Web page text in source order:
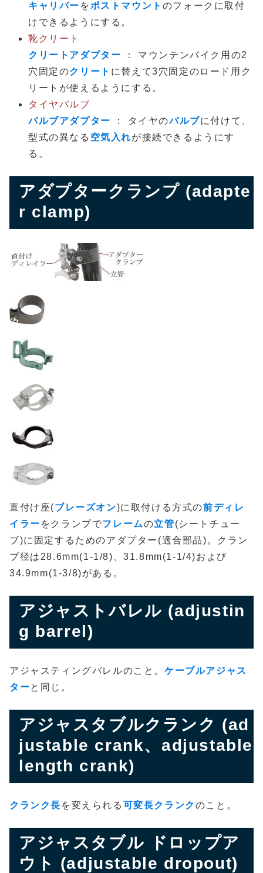
キャリパー をポストマウント のフォークに取付
けできるようにする。
靴クリート
クリートアダプター ： マウンテンバイク用の2
穴固定のクリート に替えて3穴固定のロード用ク
リートが使えるようにする。
タイヤバルブ
バルブアダプター
： タイヤのバルブに付けて、
型式の異なる 空気入れが接続できるようにす
る。
アダプタークランプ (adapte
r clamp)
直付け座(ブレーズオン)に取付ける方式の前ディレ
イラー をクランプでフレームの立管(シートチュー
ブ)に固定するためのアダプター(適合部品)。クラン
プ径は28.6mm(1-1/8)、31.8mm(1-1/4)および
34.9mm(1-3/8)がある。
アジャストバレル (adjustin
g barrel)
アジャスティングバレルのこと。 ケーブルアジャス
ターと同じ。
アジャスタブルクランク (ad
justable crank、adjustable
length crank)
クランク長 を変えられる 可変長クランク のこと。
アジャスタブル ドロップア
ウト (adjustable dropout)